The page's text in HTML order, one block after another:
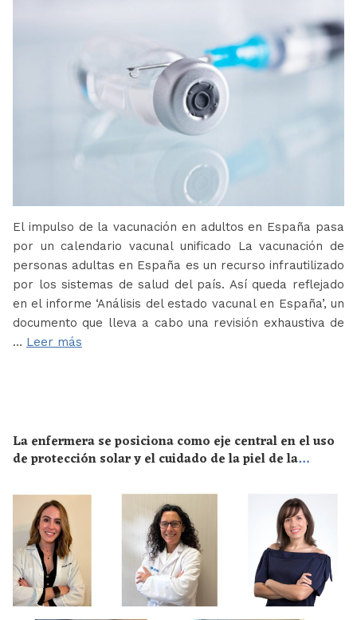
El impulso de la vacunación en adultos en España pasa
por un calendario vacunal unificado La vacunación de
personas adultas en España es un recurso infrautilizado
por los sistemas de salud del país. Así queda reflejado
en el informe ‘Análisis del estado vacunal en España’, un
documento que lleva a cabo una revisión exhaustiva de
… Leer más
La enfermera se posiciona como eje central en el uso
de protección solar y el cuidado de la piel de la